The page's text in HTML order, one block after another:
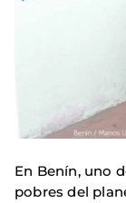
En Benín, uno
pobres del